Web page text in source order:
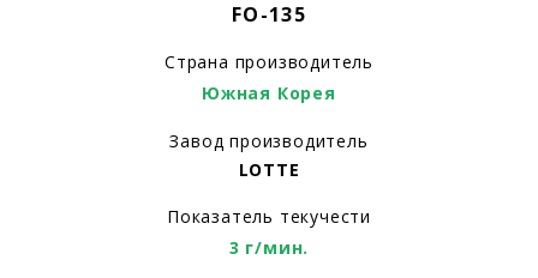
FO-135
Страна производитель
Южная Корея
Завод производитель
LOTTE
Показатель текучести
3 г/мин.